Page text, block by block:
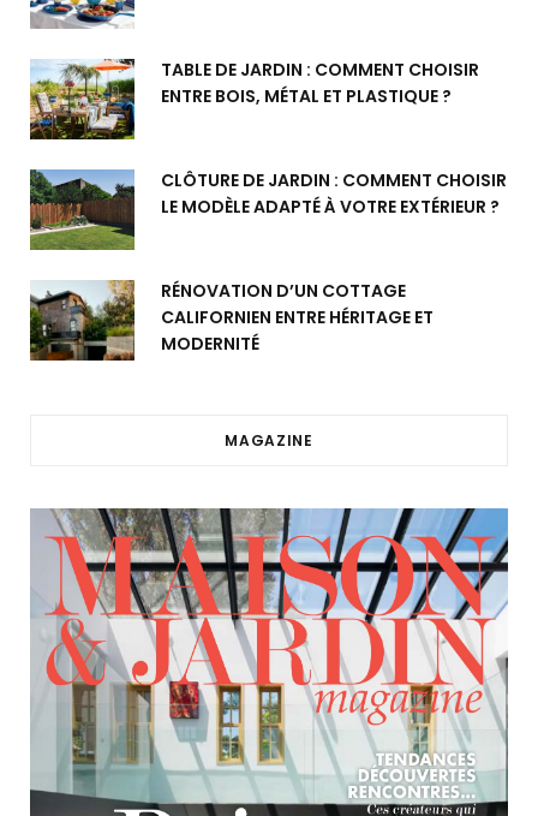
TABLE DE JARDIN : COMMENT CHOISIR
ENTRE BOIS, MÉTAL ET PLASTIQUE ?
CLÔTURE DE JARDIN : COMMENT CHOISIR
LE MODÈLE ADAPTÉ À VOTRE EXTÉRIEUR ?
RÉNOVATION D’UN COTTAGE
CALIFORNIEN ENTRE HÉRITAGE ET
MODERNITÉ
MAGAZINE